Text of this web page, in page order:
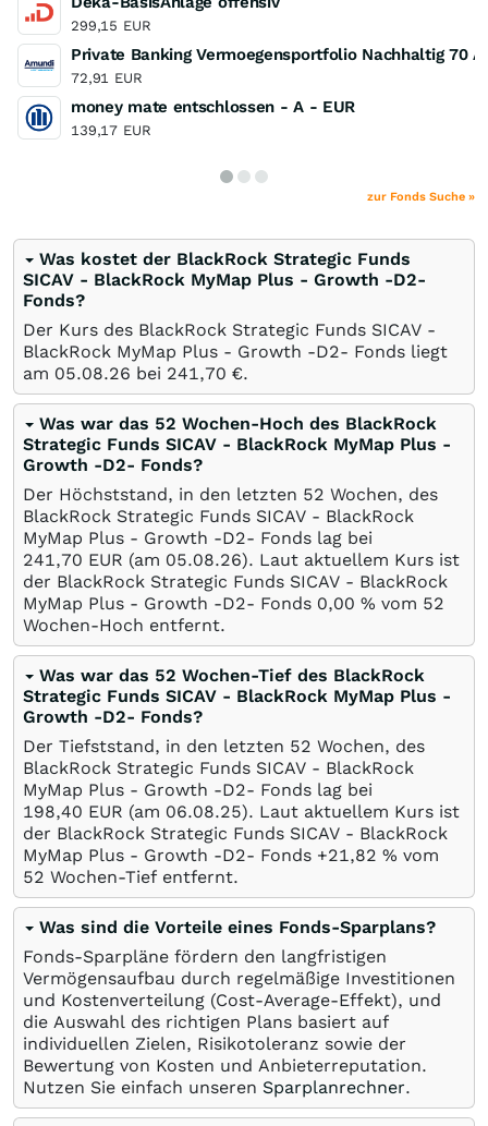
299,15 EUR
Private Banking Vermoegensportfolio Nachhaltig 70
72,91 EUR
money mate entschlossen - A - EUR
139,17 EUR
zur Fonds Suche »
Was kostet der BlackRock Strategic Funds
SICAV - BlackRock MyMap Plus - Growth -D2-
Fonds?
Der Kurs des BlackRock Strategic Funds SICAV -
BlackRock MyMap Plus - Growth -D2- Fonds liegt
am 05.08.26 bei 241,70 €.
Was war das 52 Wochen-Hoch des BlackRock
Strategic Funds SICAV - BlackRock MyMap Plus -
Growth -D2- Fonds?
Der Höchststand, in den letzten 52 Wochen, des
BlackRock Strategic Funds SICAV - BlackRock
MyMap Plus - Growth -D2- Fonds lag bei
241,70 EUR (am 05.08.26). Laut aktuellem Kurs ist
der BlackRock Strategic Funds SICAV - BlackRock
MyMap Plus - Growth -D2- Fonds 0,00 % vom 52
Wochen-Hoch entfernt.
Was war das 52 Wochen-Tief des BlackRock
Strategic Funds SICAV - BlackRock MyMap Plus -
Growth -D2- Fonds?
Der Tiefststand, in den letzten 52 Wochen, des
BlackRock Strategic Funds SICAV - BlackRock
MyMap Plus - Growth -D2- Fonds lag bei
198,40 EUR (am 06.08.25). Laut aktuellem Kurs ist
der BlackRock Strategic Funds SICAV - BlackRock
MyMap Plus - Growth -D2- Fonds +21,82 % vom
52 Wochen-Tief entfernt.
Was sind die Vorteile eines Fonds-Sparplans?
Fonds-Sparpläne fördern den langfristigen
Vermögensaufbau durch regelmäßige Investitionen
und Kostenverteilung (Cost-Average-Effekt), und
die Auswahl des richtigen Plans basiert auf
individuellen Zielen, Risikotoleranz sowie der
Bewertung von Kosten und Anbieterreputation.
Nutzen Sie einfach unseren Sparplanrechner.